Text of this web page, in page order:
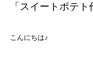
「スイートポテ
こんにちは♪